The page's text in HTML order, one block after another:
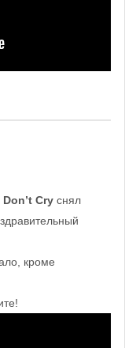
Cryснял
кроме